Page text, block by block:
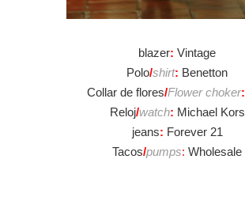
blazer: Vintage
Polo/shirt: Benetton
Collar de flores/Flower choker:
Reloj/watch: Michael Kors
jeans: Forever 21
Tacos/pumps: Wholesale